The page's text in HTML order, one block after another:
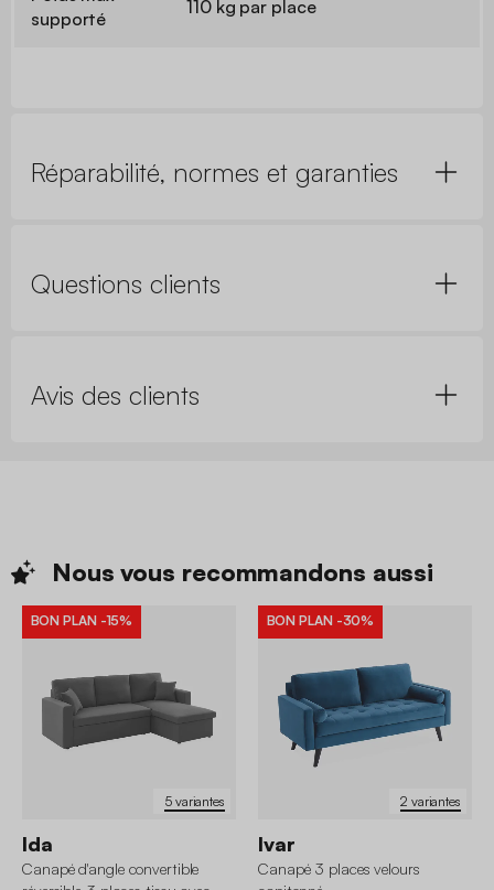
supporté
110 kg par place
Réparabilité, normes et garanties
Questions clients
Avis des clients
Nous vous recommandons aussi
5 variantes
BON PLAN -15%
Ida
Canapé d'angle convertible
2 variantes
BON PLAN -30%
Ivar
Canapé 3 places velours